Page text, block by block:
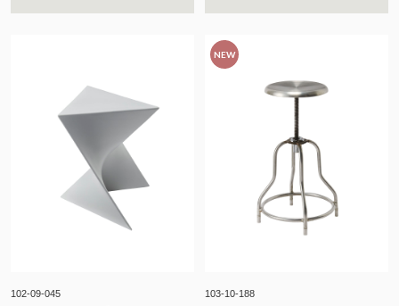
102-09-045
NEW
103-10-188